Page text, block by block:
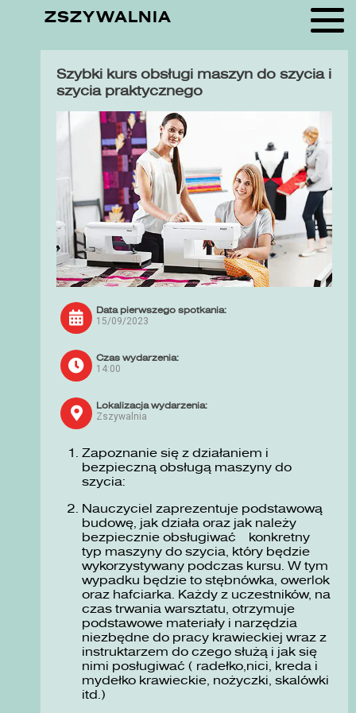
ZSZYWALNIA
Szybki kurs obsługi maszyn do szycia i
szycia praktycznego
Data pierwszego spotkania:
15/09/2023
Czas wydarzenia:
14:00
Lokalizacja wydarzenia:
Zszywalnia
Zapoznanie się z działaniem i
bezpieczną obsługą maszyny do
szycia:
Nauczyciel zaprezentuje podstawową
budowę, jak działa oraz jak należy
bezpiecznie obsługiwać konkretny
typ maszyny do szycia, który będzie
wykorzystywany podczas kursu. W tym
wypadku będzie to stębnówka, owerlok
oraz hafciarka. Każdy z uczestników, na
czas trwania warsztatu, otrzymuje
podstawowe materiały i narzędzia
niezbędne do pracy krawieckiej wraz z
instruktarzem do czego służą i jak się
nimi posługiwać ( radełko,nici, kreda i
mydełko krawieckie, nożyczki, skalówki
itd.)